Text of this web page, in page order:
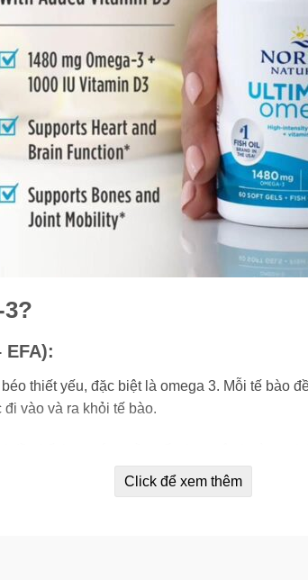
thiết yếu, đặc biệt là omega 3. Mỗi tế bào
vào và ra khỏi tế bào.
Click để xem thêm